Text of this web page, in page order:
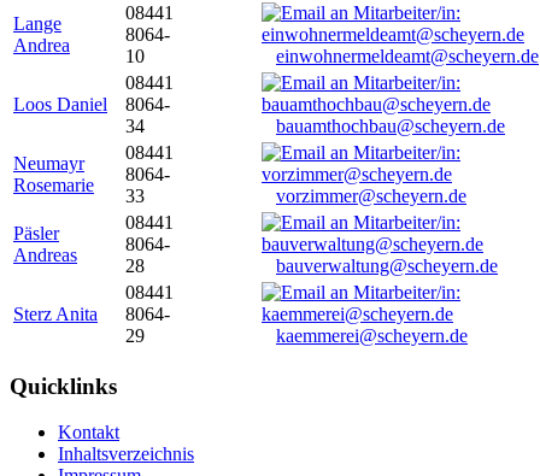
Lange
Andrea
08441
8064-
10
einwohnermeldeamt@scheyern.de
Loos Daniel
08441
8064-
34
bauamthochbau@scheyern.de
Neumayr
Rosemarie
08441
8064-
33
vorzimmer@scheyern.de
Päsler
Andreas
08441
8064-
28
bauverwaltung@scheyern.de
Sterz Anita
08441
8064-
29
kaemmerei@scheyern.de
Quicklinks
Kontakt
Inhaltsverzeichnis